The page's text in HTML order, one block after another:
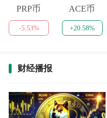
PRP币
-5.53%
ACE币
+20.58%
财经播报